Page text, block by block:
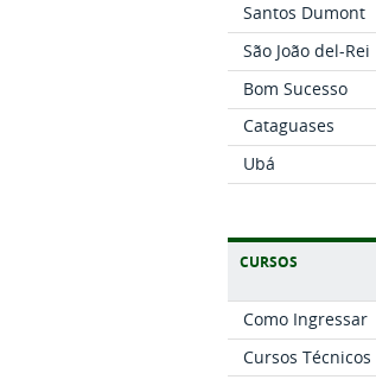
Santos Dumont
São João del-Rei
Bom Sucesso
Cataguases
Ubá
CURSOS
Como Ingressar
Cursos Técnicos